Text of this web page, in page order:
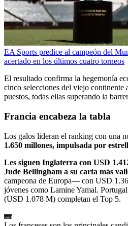
EA Sports predice al campeón del
acertado en los últimos cuatro torneos
El resultado confirma la hegemonía
cinco selecciones del viejo continente
puestos, todas ellas superando la
Francia encabeza la tabla
Los galos lideran el ranking con una
1.650 millones, impulsada por
Les siguen Inglaterra con USD
Jude Bellingham a su carta más
campeona de Europa— con USD
jóvenes como Lamine Yamal.
(USD 1.078 M) completan el Top 5.